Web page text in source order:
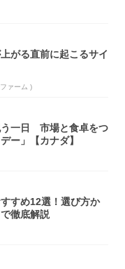
上がる直前に起こるサイ
ァーム )
う一日 市場と食卓をつ
ー」【カナダ】
すめ12選！選び方か
徹底解説